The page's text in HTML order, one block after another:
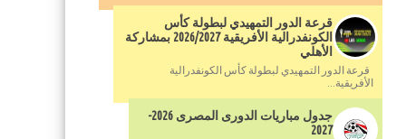
قرعة الدور التمهيدي لبطولة كأس
الكونفدرالية الأفريقية 2026/2027 بمشاركة
الأهلي
قرعة الدور التمهيدي لبطولة كأس الكونفدرالية
الأفريقية...
جدول مباريات الدورى المصرى 2026-
2027